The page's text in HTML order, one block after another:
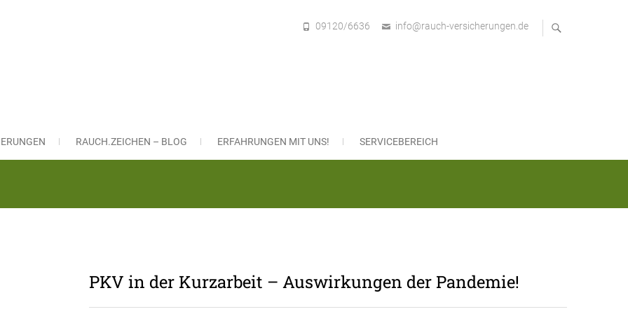
09120/6636 info@rauch-versicherungen.de
RAUCH.ZEICHEN – BLOG ERFAHRUNGEN MIT UNS! SERVICEBEREICH
PKV in der Kurzarbeit – Auswirkungen der Pandemie!